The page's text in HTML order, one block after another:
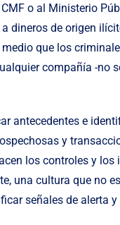
o al Ministerio
dineros de origen
que los
compañía -no
antecedentes e
y
los controles y los
una cultura que no
señales de alerta